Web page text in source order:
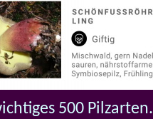
500 Pilzarten.